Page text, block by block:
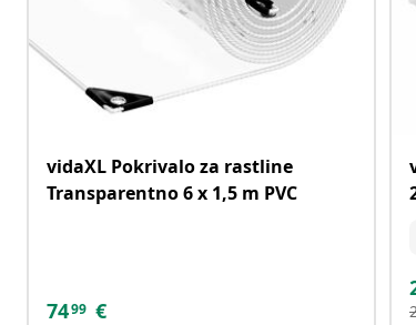
vidaXL Pokrivalo za rastline
Transparentno 6 x 1,5 m PVC
7499 €